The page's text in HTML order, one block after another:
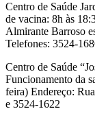
Centro de Saúde
de vacina: 8h às
Almirante Barroso
Telefones: 3524-
Centro de Saúde
Funcionamento da
feira) Endereço:
e 3524-1622